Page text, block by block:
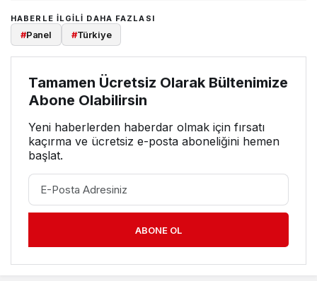
HABERLE ILGILI DAHA FAZLASI
#Panel #Türkiye
Tamamen Ücretsiz Olarak Bültenimize
Abone Olabilirsin
Yeni haberlerden haberdar olmak için fırsatı
kaçırma ve ücretsiz e-posta aboneliğini hemen
başlat.
ABONE OL